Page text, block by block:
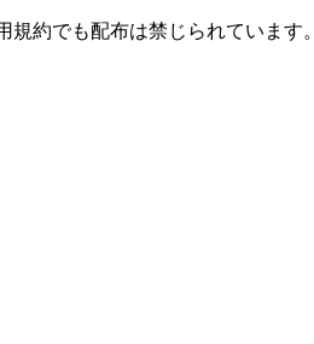
約でも配布は禁じられています。